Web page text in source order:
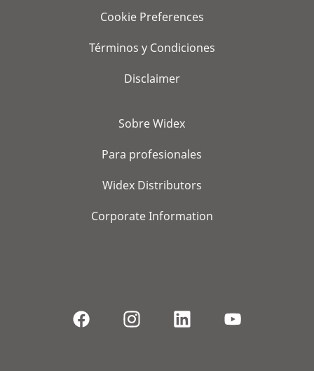
Cookie Preferences
Términos y Condiciones
Disclaimer
Sobre Widex
Para profesionales
Widex Distributors
Corporate Information